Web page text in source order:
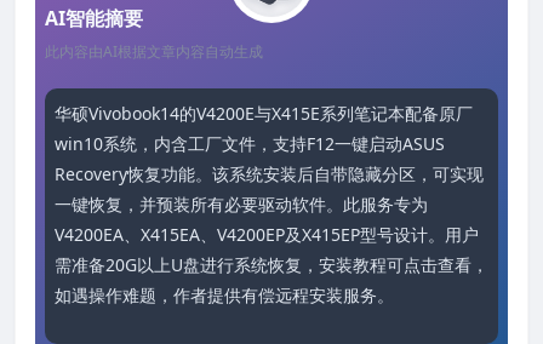
AI智能摘要
此内容由AI根据文章内容自动生成
华硕Vivobook14的V4200E与X415E系列笔记本配备原厂
win10系统，内含工厂文件，支持F12一键启动ASUS
Recovery恢复功能。该系统安装后自带隐藏分区，可实现
一键恢复，并预装所有必要驱动软件。此服务专为
V4200EA、X415EA、V4200EP及X415EP型号设计。用户
需准备20G以上U盘进行系统恢复，安装教程可点击查看，
如遇操作难题，作者提供有偿远程安装服务。